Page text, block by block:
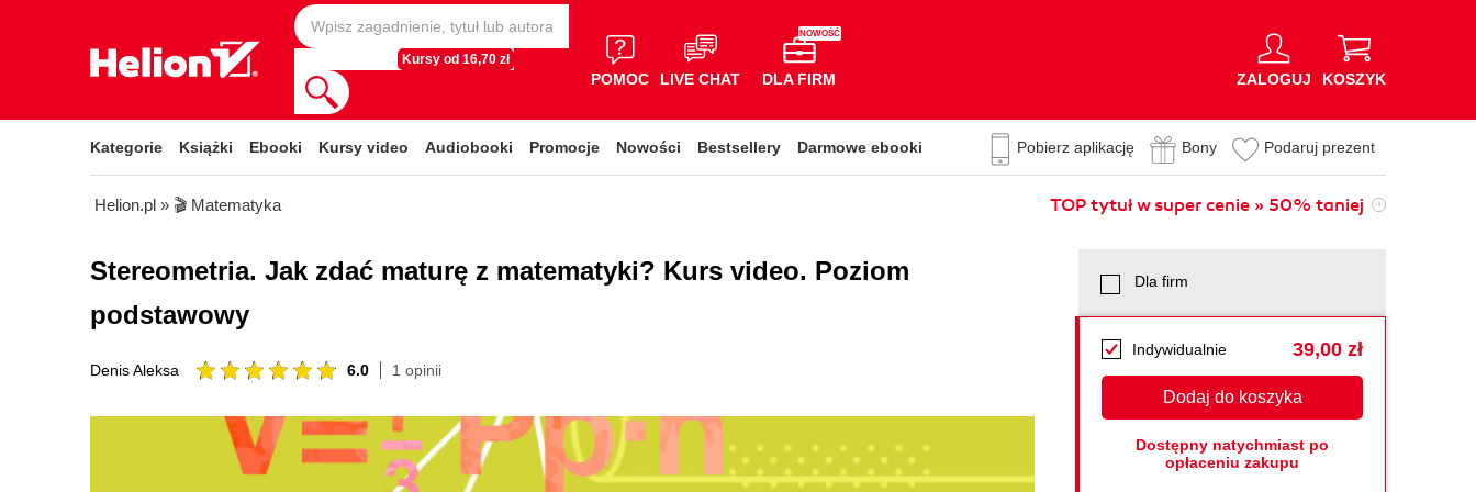
Kursy od 16,70 zł
POMOC LIVE CHAT
NOWOŚĆ
DLA FIRM ZALOGUJ KOSZYK
Kategorie Książki Ebooki Kursy video Audiobooki Promocje Nowości Bestsellery Darmowe ebooki Pobierz aplikację Bony Podaruj prezent
Helion.pl » 🎬 Matematyka TOP tytuł w super cenie » 50% taniej
Stereometria. Jak zdać maturę z matematyki? Kurs video. Poziom
podstawowy
Denis Aleksa 6.0 1 opinii
Dla firm
Indywidualnie 39,00 zł
Dodaj do koszyka
Dostępny natychmiast po
opłaceniu zakupu